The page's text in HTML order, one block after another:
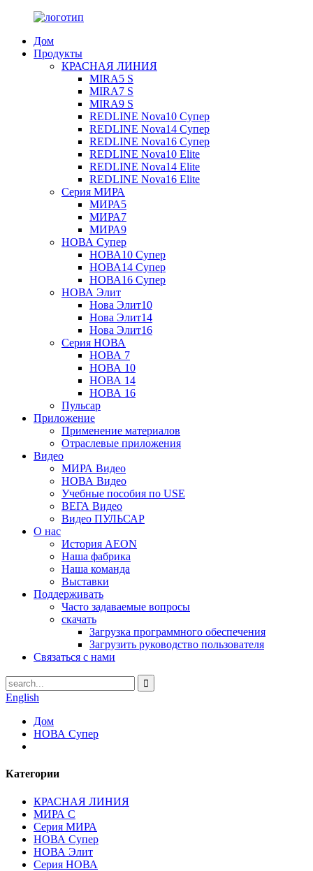
Дом
Продукты
КРАСНАЯ ЛИНИЯ
MIRA5 S
MIRA7 S
MIRA9 S
REDLINE Nova10 Супер
REDLINE Nova14 Супер
REDLINE Nova16 Супер
REDLINE Nova10 Elite
REDLINE Nova14 Elite
REDLINE Nova16 Elite
Серия МИРА
МИРА5
МИРА7
МИРА9
НОВА Супер
НОВА10 Супер
НОВА14 Супер
НОВА16 Супер
НОВА Элит
Нова Элит10
Нова Элит14
Нова Элит16
Серия НОВА
НОВА 7
НОВА 10
НОВА 14
НОВА 16
Пульсар
Приложение
Применение материалов
Отраслевые приложения
Видео
МИРА Видео
НОВА Видео
Учебные пособия по USE
ВЕГА Видео
Видео ПУЛЬСАР
О нас
История AEON
Наша фабрика
Наша команда
Выставки
Поддерживать
Часто задаваемые вопросы
скачать
Загрузка программного обеспечения
Загрузить руководство пользователя
Связаться с нами
English
Дом
НОВА Супер
Категории
КРАСНАЯ ЛИНИЯ
МИРА С
Серия МИРА
НОВА Супер
НОВА Элит
Серия НОВА